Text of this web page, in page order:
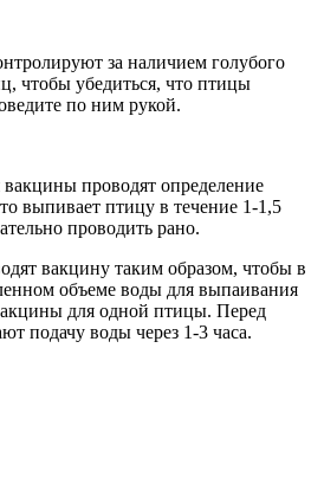
за наличием голубого
чтобы убедиться, что птицы
по ним рукой.
проводят определение
выпивает птицу в течение 1-1,5
проводить рано.
вакцину таким образом, чтобы в
объеме воды для выпаивания
для одной птицы. Перед
подачу воды через 1-3 часа.